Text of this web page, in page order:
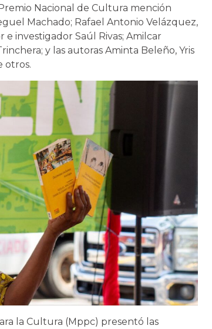
Nacional de Cultura mención
Machado; Rafael Antonio Velázquez,
investigador Saúl Rivas; Amilcar
y las autoras Aminta Beleño, Yris
otros.
la Cultura (Mppc) presentó las